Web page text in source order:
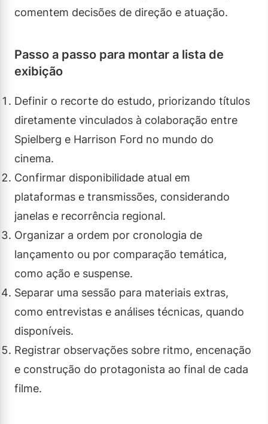
comentem decisões de direção e atuação.
Passo a passo para montar a lista de
exibição
Definir o recorte do estudo, priorizando títulos
diretamente vinculados à colaboração entre
Spielberg e Harrison Ford no mundo do
cinema.
Confirmar disponibilidade atual em
plataformas e transmissões, considerando
janelas e recorrência regional.
Organizar a ordem por cronologia de
lançamento ou por comparação temática,
como ação e suspense.
Separar uma sessão para materiais extras,
como entrevistas e análises técnicas, quando
disponíveis.
Registrar observações sobre ritmo, encenação
e construção do protagonista ao final de cada
filme.